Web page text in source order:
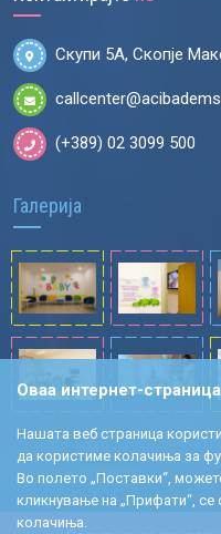
Скупи 5А, Скопје
(+389) 02 3099 500
Галерија
Оваа интернет-
Нашата веб страница
да користиме колачиња за
Во полето „Поставки“,
кликнување на „Прифати“, се
колачиња.